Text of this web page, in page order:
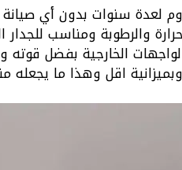
لعدة سنوات بدون أي
والرطوبة ومناسب للجدار
الخارجية بفضل قوته
اقل وهذا ما